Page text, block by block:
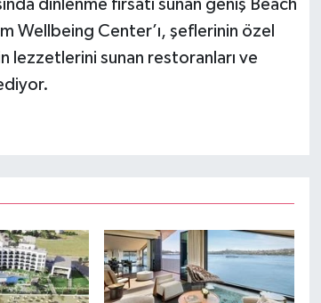
dinlenme fırsatı sunan geniş Beach
Wellbeing Center’ı, şeflerinin özel
lezzetlerini sunan restoranları ve